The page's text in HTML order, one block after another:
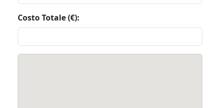
Costo Totale (€):